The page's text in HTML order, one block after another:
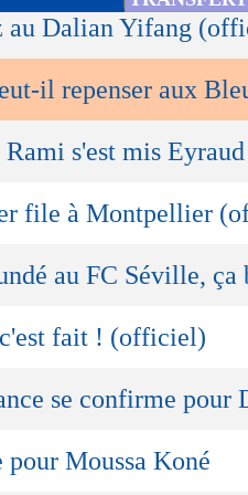
au Dalian Yifang
il repenser aux
s'est mis Eyraud
file à Montpellier
au FC Séville, ça
fait ! (officiel)
se confirme pour
pour Moussa Koné